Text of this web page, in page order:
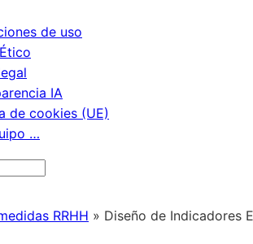
de uso
IA
de cookies (UE)
…
RRHH » Diseño de Indicadores